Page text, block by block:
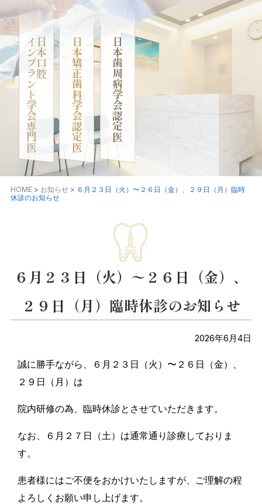
日本歯周病学会認定医
日本矯正歯科学会認定医
日本口腔
インプラント学会専門医
HOME> お知らせ> ６月２３日（火）〜２６日（金）、２９日（月）臨時
休診のお知らせ
６月２３日（火）〜２６日（金）、
２９日（月）臨時休診のお知らせ
2026年6月4日
誠に勝手ながら、６月２３日（火）〜２６日（金）、
２９日（月）は
院内研修の為、臨時休診とさせていただきます。
なお、６月２７日（土）は通常通り診療しておりま
す。
患者様にはご不便をおかけいたしますが、ご理解の程
よろしくお願い申し上げます。